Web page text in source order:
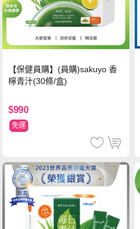
【保健員購】(員購)sakuyo 香
檸青汁(30條/盒)
$990
免運